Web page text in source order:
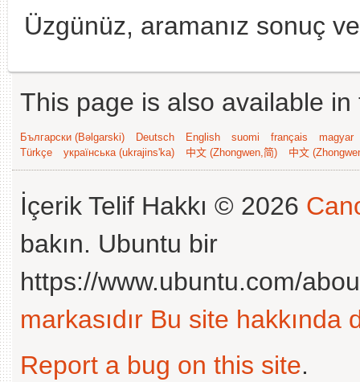
Üzgünüz, aramanız sonuç
This page is also available
Български (Bəlgarski) Deutsch English suomi français
magyar
Türkçe
українська (ukrajins'ka) 中文 (Zhongwen,简) 中文
İçerik Telif Hakkı © 2026
bakın. Ubuntu bir
https://www.ubuntu.com/
markasıdır Bu site hakkında
Report a bug on this site.